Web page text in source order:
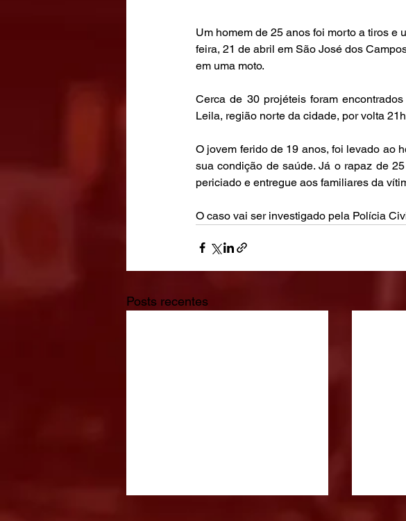
Um homem de 25 anos foi morto a tiros e
feira, 21 de abril em São José dos
em uma moto.
Cerca de 30 projéteis foram
Leila, região norte da cidade, por volta
O jovem ferido de 19 anos, foi levado ao
sua condição de saúde. Já o rapaz de
periciado e entregue aos familiares da
O caso vai ser investigado pela Polícia
Posts recentes